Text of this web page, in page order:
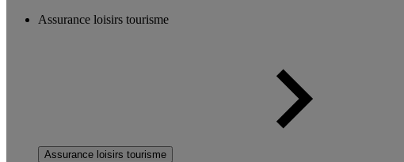
Assurance loisirs tourisme
Assurance loisirs tourisme